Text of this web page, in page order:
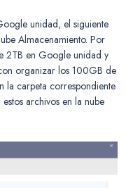
unidad, el siguiente
Almacenamiento. Por
2TB en Google unidad y
organizar los 100GB de
la carpeta correspondiente
archivos en la nube